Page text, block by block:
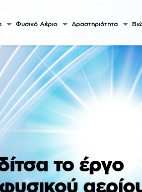
Φυσικό Αέριο Δραστηριότητα
το έργο